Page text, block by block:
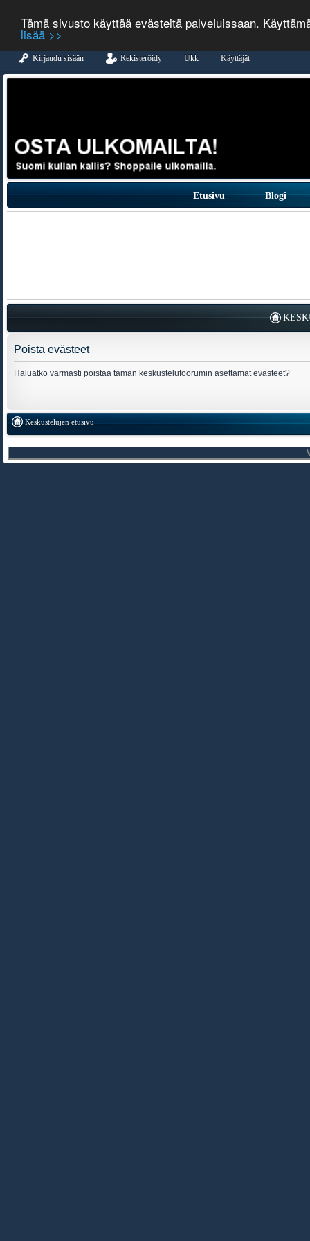
Tämä sivusto käyttää evästeitä palveluissaan.
lisää >>
Kirjaudu sisään Rekisteröidy Ukk Käyttäjät
Etusivu Blogi
Poista evästeet
Haluatko varmasti poistaa tämän keskustelufoorumin asettamat evästeet?
Keskustelujen etusivu